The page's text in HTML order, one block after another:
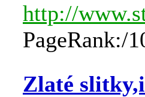
http://
PageRank:/
Zlaté